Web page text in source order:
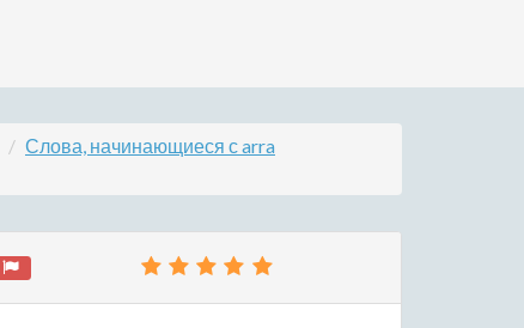
Слова, начинающиеся с arra